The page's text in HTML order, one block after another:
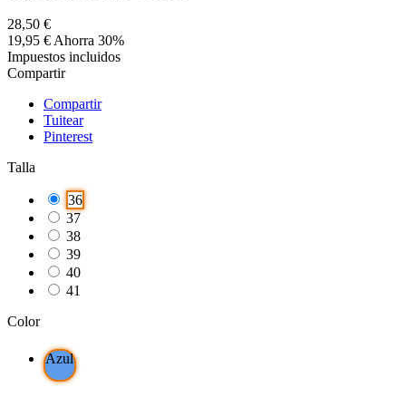
28,50 €
19,95 €Ahorra 30%
Impuestos incluidos
Compartir
Compartir
Tuitear
Pinterest
Talla
36
37
38
39
40
41
Color
Azul